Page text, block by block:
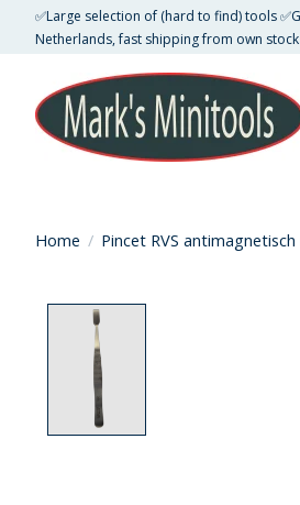
✅Large selection of (hard to find) tools
Netherlands, fast shipping from own stock
Home / Pincet RVS